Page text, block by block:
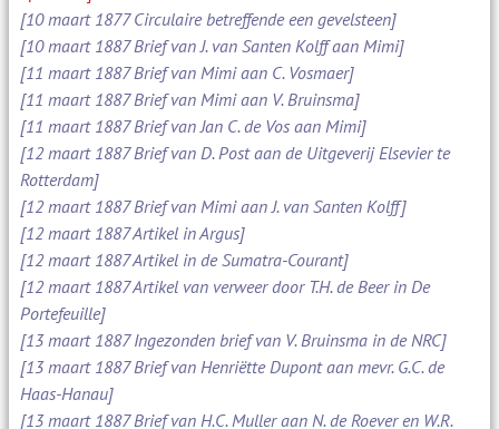
[10 maart 1877 Circulaire betreffende een gevelsteen]
[10 maart 1887 Brief van J. van Santen Kolff aan Mimi]
[11 maart 1887 Brief van Mimi aan C. Vosmaer]
[11 maart 1887 Brief van Mimi aan V. Bruinsma]
[11 maart 1887 Brief van Jan C. de Vos aan Mimi]
[12 maart 1887 Brief van D. Post aan de Uitgeverij Elsevier te
Rotterdam]
[12 maart 1887 Brief van Mimi aan J. van Santen Kolff]
[12 maart 1887 Artikel in Argus]
[12 maart 1887 Artikel in de Sumatra-Courant]
[12 maart 1887 Artikel van verweer door T.H. de Beer in De
Portefeuille]
[13 maart 1887 Ingezonden brief van V. Bruinsma in de NRC]
[13 maart 1887 Brief van Henriëtte Dupont aan mevr. G.C. de
Haas-Hanau]
[13 maart 1887 Brief van H.C. Muller aan N. de Roever en W.R.